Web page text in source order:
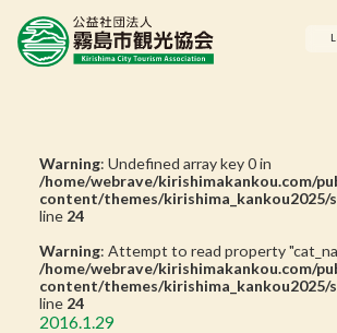
Warning: Undefined array key 0 in
/home/webrave/kirishimakankou.com/
content/themes/kirishima_kankou2025/
line 24
Warning: Attempt to read property
/home/webrave/kirishimakankou.com/
content/themes/kirishima_kankou2025/
line 24
2016.1.29